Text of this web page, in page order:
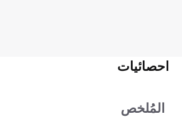
احصائيات
المُلخص